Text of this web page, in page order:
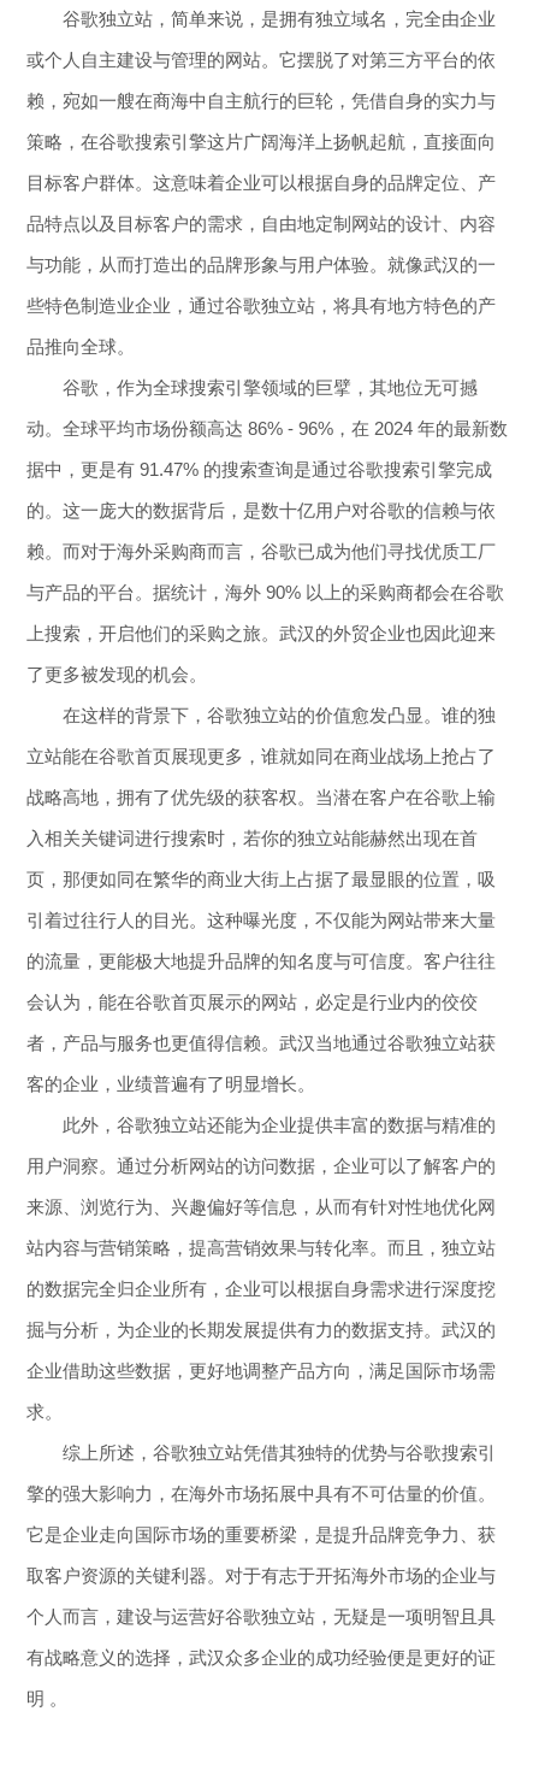
谷歌独立站，简单来说，是拥有独立域名，完全由企业
或个人自主建设与管理的网站。它摆脱了对第三方平台的依
赖，宛如一艘在商海中自主航行的巨轮，凭借自身的实力与
策略，在谷歌搜索引擎这片广阔海洋上扬帆起航，直接面向
目标客户群体。这意味着企业可以根据自身的品牌定位、产
品特点以及目标客户的需求，自由地定制网站的设计、内容
与功能，从而打造出的品牌形象与用户体验。就像武汉的一
些特色制造业企业，通过谷歌独立站，将具有地方特色的产
品推向全球。
谷歌，作为全球搜索引擎领域的巨擘，其地位无可撼
动。全球平均市场份额高达 86% - 96%，在 2024 年的最新数
据中，更是有 91.47% 的搜索查询是通过谷歌搜索引擎完成
的。这一庞大的数据背后，是数十亿用户对谷歌的信赖与依
赖。而对于海外采购商而言，谷歌已成为他们寻找优质工厂
与产品的平台。据统计，海外 90% 以上的采购商都会在谷歌
上搜索，开启他们的采购之旅。武汉的外贸企业也因此迎来
了更多被发现的机会。
在这样的背景下，谷歌独立站的价值愈发凸显。谁的独
立站能在谷歌首页展现更多，谁就如同在商业战场上抢占了
战略高地，拥有了优先级的获客权。当潜在客户在谷歌上输
入相关关键词进行搜索时，若你的独立站能赫然出现在首
页，那便如同在繁华的商业大街上占据了最显眼的位置，吸
引着过往行人的目光。这种曝光度，不仅能为网站带来大量
的流量，更能极大地提升品牌的知名度与可信度。客户往往
会认为，能在谷歌首页展示的网站，必定是行业内的佼佼
者，产品与服务也更值得信赖。武汉当地通过谷歌独立站获
客的企业，业绩普遍有了明显增长。
此外，谷歌独立站还能为企业提供丰富的数据与精准的
用户洞察。通过分析网站的访问数据，企业可以了解客户的
来源、浏览行为、兴趣偏好等信息，从而有针对性地优化网
站内容与营销策略，提高营销效果与转化率。而且，独立站
的数据完全归企业所有，企业可以根据自身需求进行深度挖
掘与分析，为企业的长期发展提供有力的数据支持。武汉的
企业借助这些数据，更好地调整产品方向，满足国际市场需
求。
综上所述，谷歌独立站凭借其独特的优势与谷歌搜索引
擎的强大影响力，在海外市场拓展中具有不可估量的价值。
它是企业走向国际市场的重要桥梁，是提升品牌竞争力、获
取客户资源的关键利器。对于有志于开拓海外市场的企业与
个人而言，建设与运营好谷歌独立站，无疑是一项明智且具
有战略意义的选择，武汉众多企业的成功经验便是更好的证
明 。